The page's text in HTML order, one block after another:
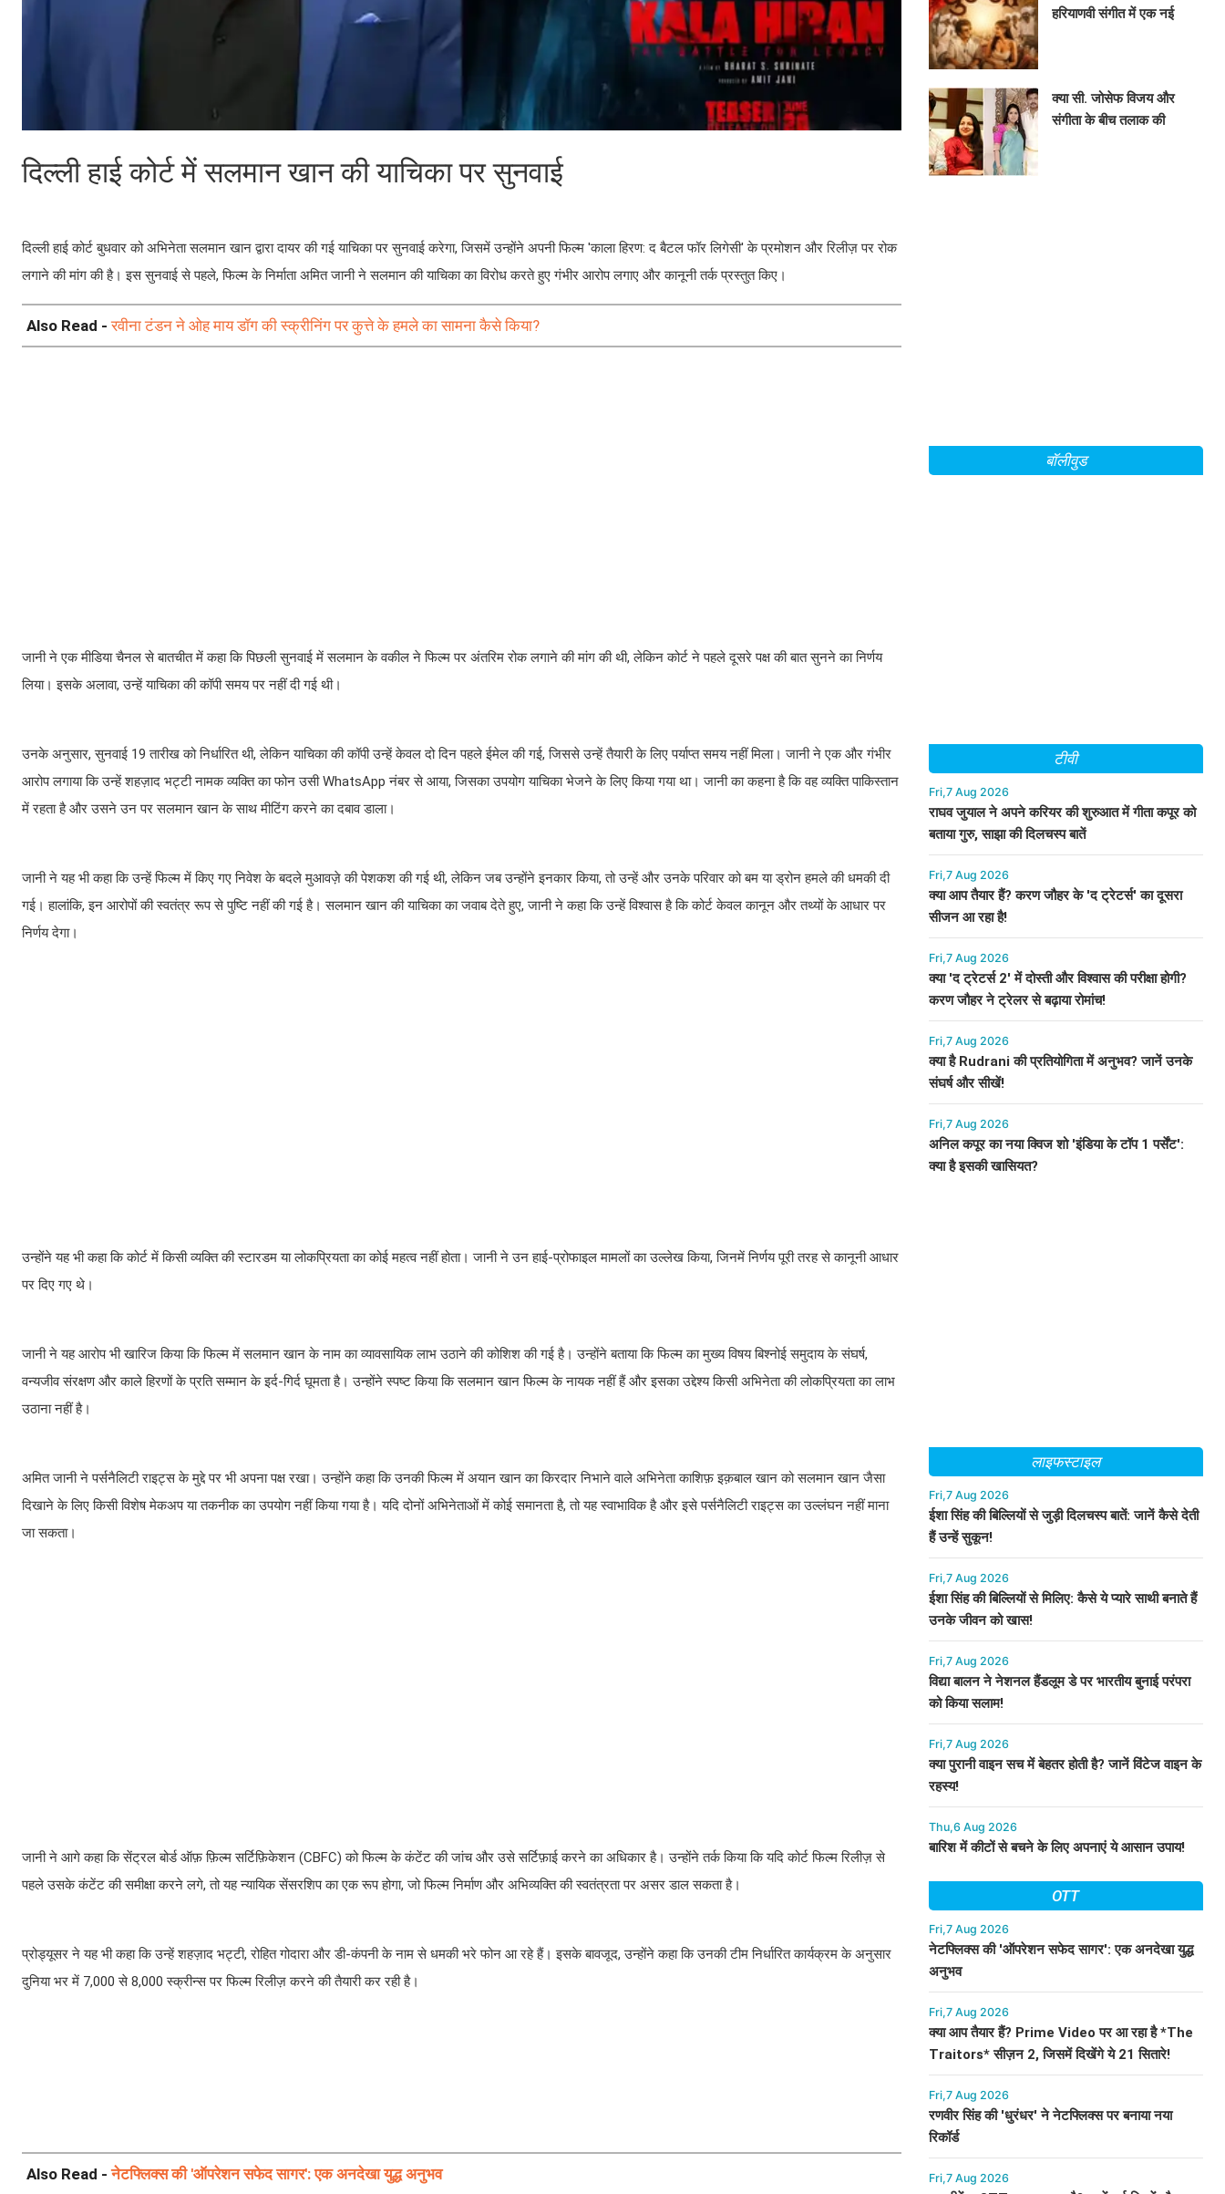
दिल्ली हाई कोर्ट में सलमान खान की याचिका पर सुनवाई
दिल्ली हाई कोर्ट बुधवार को अभिनेता सलमान खान द्वारा दायर की गई याचिका पर सुनवाई करेगा, जिसमें उन्होंने अपनी फिल्म 'काला हिरण: द बैटल फॉर लिगेसी' के प्रमोशन और रिलीज़ पर रोक
लगाने की मांग की है। इस सुनवाई से पहले, फिल्म के निर्माता अमित जानी ने सलमान की याचिका का विरोध करते हुए गंभीर आरोप लगाए और कानूनी तर्क प्रस्तुत किए।
Also Read -रवीना टंडन ने ओह माय डॉग की स्क्रीनिंग पर कुत्ते के हमले का सामना कैसे किया?
जानी ने एक मीडिया चैनल से बातचीत में कहा कि पिछली सुनवाई में सलमान के वकील ने फिल्म पर अंतरिम रोक लगाने की मांग की थी, लेकिन कोर्ट ने पहले दूसरे पक्ष की बात सुनने का निर्णय
लिया। इसके अलावा, उन्हें याचिका की कॉपी समय पर नहीं दी गई थी।
उनके अनुसार, सुनवाई 19 तारीख को निर्धारित थी, लेकिन याचिका की कॉपी उन्हें केवल दो दिन पहले ईमेल की गई, जिससे उन्हें तैयारी के लिए पर्याप्त समय नहीं मिला। जानी ने एक और गंभीर
आरोप लगाया कि उन्हें शहज़ाद भट्टी नामक व्यक्ति का फोन उसी WhatsApp नंबर से आया, जिसका उपयोग याचिका भेजने के लिए किया गया था। जानी का कहना है कि वह व्यक्ति पाकिस्तान
में रहता है और उसने उन पर सलमान खान के साथ मीटिंग करने का दबाव डाला।
जानी ने यह भी कहा कि उन्हें फिल्म में किए गए निवेश के बदले मुआवज़े की पेशकश की गई थी, लेकिन जब उन्होंने इनकार किया, तो उन्हें और उनके परिवार को बम या ड्रोन हमले की धमकी दी
गई। हालांकि, इन आरोपों की स्वतंत्र रूप से पुष्टि नहीं की गई है। सलमान खान की याचिका का जवाब देते हुए, जानी ने कहा कि उन्हें विश्वास है कि कोर्ट केवल कानून और तथ्यों के आधार पर
निर्णय देगा।
उन्होंने यह भी कहा कि कोर्ट में किसी व्यक्ति की स्टारडम या लोकप्रियता का कोई महत्व नहीं होता। जानी ने उन हाई-प्रोफाइल मामलों का उल्लेख किया, जिनमें निर्णय पूरी तरह से कानूनी आधार
पर दिए गए थे।
जानी ने यह आरोप भी खारिज किया कि फिल्म में सलमान खान के नाम का व्यावसायिक लाभ उठाने की कोशिश की गई है। उन्होंने बताया कि फिल्म का मुख्य विषय बिश्नोई समुदाय के संघर्ष,
वन्यजीव संरक्षण और काले हिरणों के प्रति सम्मान के इर्द-गिर्द घूमता है। उन्होंने स्पष्ट किया कि सलमान खान फिल्म के नायक नहीं हैं और इसका उद्देश्य किसी अभिनेता की लोकप्रियता का लाभ
उठाना नहीं है।
अमित जानी ने पर्सनैलिटी राइट्स के मुद्दे पर भी अपना पक्ष रखा। उन्होंने कहा कि उनकी फिल्म में अयान खान का किरदार निभाने वाले अभिनेता काशिफ़ इक़बाल खान को सलमान खान जैसा
दिखाने के लिए किसी विशेष मेकअप या तकनीक का उपयोग नहीं किया गया है। यदि दोनों अभिनेताओं में कोई समानता है, तो यह स्वाभाविक है और इसे पर्सनैलिटी राइट्स का उल्लंघन नहीं माना
जा सकता।
जानी ने आगे कहा कि सेंट्रल बोर्ड ऑफ़ फ़िल्म सर्टिफ़िकेशन (CBFC) को फिल्म के कंटेंट की जांच और उसे सर्टिफ़ाई करने का अधिकार है। उन्होंने तर्क किया कि यदि कोर्ट फिल्म रिलीज़ से
पहले उसके कंटेंट की समीक्षा करने लगे, तो यह न्यायिक सेंसरशिप का एक रूप होगा, जो फिल्म निर्माण और अभिव्यक्ति की स्वतंत्रता पर असर डाल सकता है।
प्रोड्यूसर ने यह भी कहा कि उन्हें शहज़ाद भट्टी, रोहित गोदारा और डी-कंपनी के नाम से धमकी भरे फोन आ रहे हैं। इसके बावजूद, उन्होंने कहा कि उनकी टीम निर्धारित कार्यक्रम के अनुसार
दुनिया भर में 7,000 से 8,000 स्क्रीन्स पर फिल्म रिलीज़ करने की तैयारी कर रही है।
Also Read -नेटफ्लिक्स की 'ऑपरेशन सफेद सागर': एक अनदेखा युद्ध अनुभव
हरियाणवी संगीत में एक नई
क्या सी. जोसेफ विजय और
संगीता के बीच तलाक की
बॉलीवुड
टीवी
Fri,7 Aug 2026
राघव जुयाल ने अपने करियर की शुरुआत में गीता कपूर को
बताया गुरु, साझा की दिलचस्प बातें
Fri,7 Aug 2026
क्या आप तैयार हैं? करण जौहर के 'द ट्रेटर्स' का दूसरा
सीजन आ रहा है!
Fri,7 Aug 2026
क्या 'द ट्रेटर्स 2' में दोस्ती और विश्वास की परीक्षा होगी?
करण जौहर ने ट्रेलर से बढ़ाया रोमांच!
Fri,7 Aug 2026
क्या है Rudrani की प्रतियोगिता में अनुभव? जानें उनके
संघर्ष और सीखें!
Fri,7 Aug 2026
अनिल कपूर का नया क्विज शो 'इंडिया के टॉप 1 पर्सेंट':
क्या है इसकी खासियत?
लाइफस्टाइल
Fri,7 Aug 2026
ईशा सिंह की बिल्लियों से जुड़ी दिलचस्प बातें: जानें कैसे देती
हैं उन्हें सुकून!
Fri,7 Aug 2026
ईशा सिंह की बिल्लियों से मिलिए: कैसे ये प्यारे साथी बनाते हैं
उनके जीवन को खास!
Fri,7 Aug 2026
विद्या बालन ने नेशनल हैंडलूम डे पर भारतीय बुनाई परंपरा
को किया सलाम!
Fri,7 Aug 2026
क्या पुरानी वाइन सच में बेहतर होती है? जानें विंटेज वाइन के
रहस्य!
Thu,6 Aug 2026
बारिश में कीटों से बचने के लिए अपनाएं ये आसान उपाय!
OTT
Fri,7 Aug 2026
नेटफ्लिक्स की 'ऑपरेशन सफेद सागर': एक अनदेखा युद्ध
अनुभव
Fri,7 Aug 2026
क्या आप तैयार हैं? Prime Video पर आ रहा है *The
Traitors* सीज़न 2, जिसमें दिखेंगे ये 21 सितारे!
Fri,7 Aug 2026
रणवीर सिंह की 'धुरंधर' ने नेटफ्लिक्स पर बनाया नया
रिकॉर्ड
Fri,7 Aug 2026